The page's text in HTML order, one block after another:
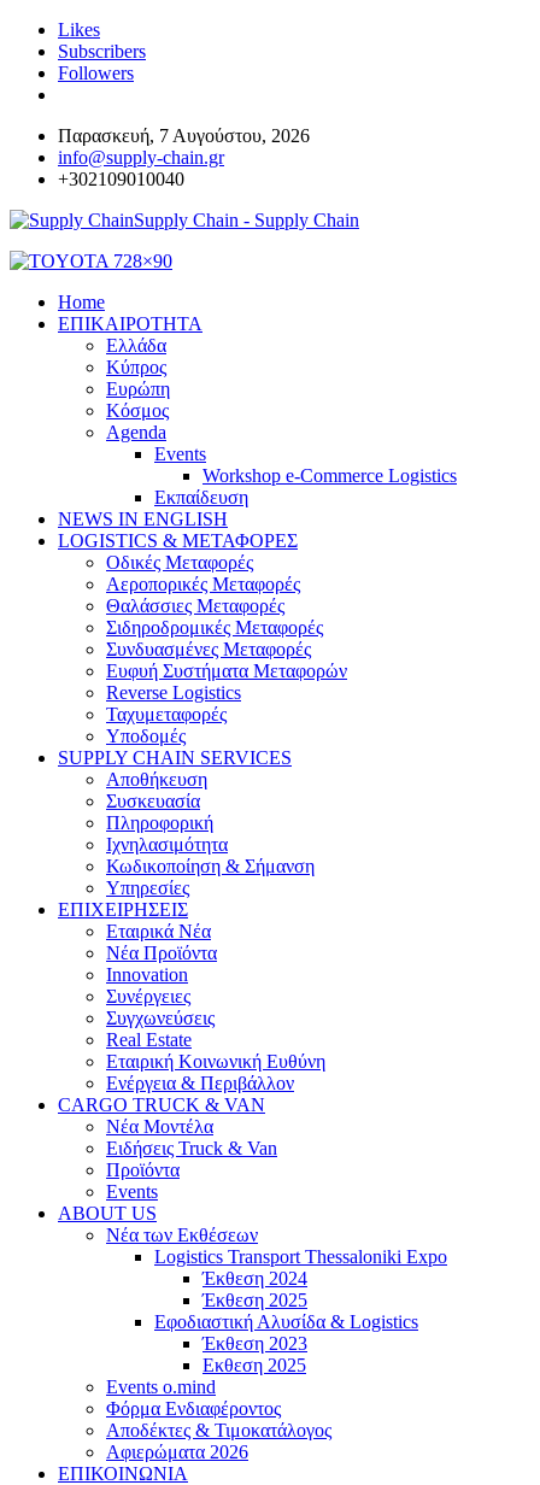
Likes
Subscribers
Followers
Παρασκευή, 7 Αυγούστου, 2026
info@supply-chain.gr
+302109010040
Supply Chain - Supply Chain
Home
ΕΠΙΚΑΙΡΟΤΗΤΑ
Ελλάδα
Κύπρος
Ευρώπη
Κόσμος
Agenda
Events
Workshop e-Commerce Logistics
Εκπαίδευση
NEWS IN ENGLISH
LOGISTICS & ΜΕΤΑΦΟΡΕΣ
Οδικές Μεταφορές
Αεροπορικές Μεταφορές
Θαλάσσιες Μεταφορές
Σιδηροδρομικές Μεταφορές
Συνδυασμένες Μεταφορές
Ευφυή Συστήματα Μεταφορών
Reverse Logistics
Ταχυμεταφορές
Υποδομές
SUPPLY CHAIN SERVICES
Αποθήκευση
Συσκευασία
Πληροφορική
Ιχνηλασιμότητα
Κωδικοποίηση & Σήμανση
Υπηρεσίες
ΕΠΙΧΕΙΡΗΣΕΙΣ
Εταιρικά Νέα
Νέα Προϊόντα
Innovation
Συνέργειες
Συγχωνεύσεις
Real Estate
Εταιρική Κοινωνική Ευθύνη
Ενέργεια & Περιβάλλον
CARGO TRUCK & VAN
Νέα Μοντέλα
Ειδήσεις Truck & Van
Προϊόντα
Events
ABOUT US
Νέα των Εκθέσεων
Logistics Transport Thessaloniki Expo
Έκθεση 2024
Έκθεση 2025
Εφοδιαστική Αλυσίδα & Logistics
Έκθεση 2023
Εκθεση 2025
Events o.mind
Φόρμα Ενδιαφέροντος
Αποδέκτες & Τιμοκατάλογος
Αφιερώματα 2026
ΕΠΙΚΟΙΝΩΝΙΑ